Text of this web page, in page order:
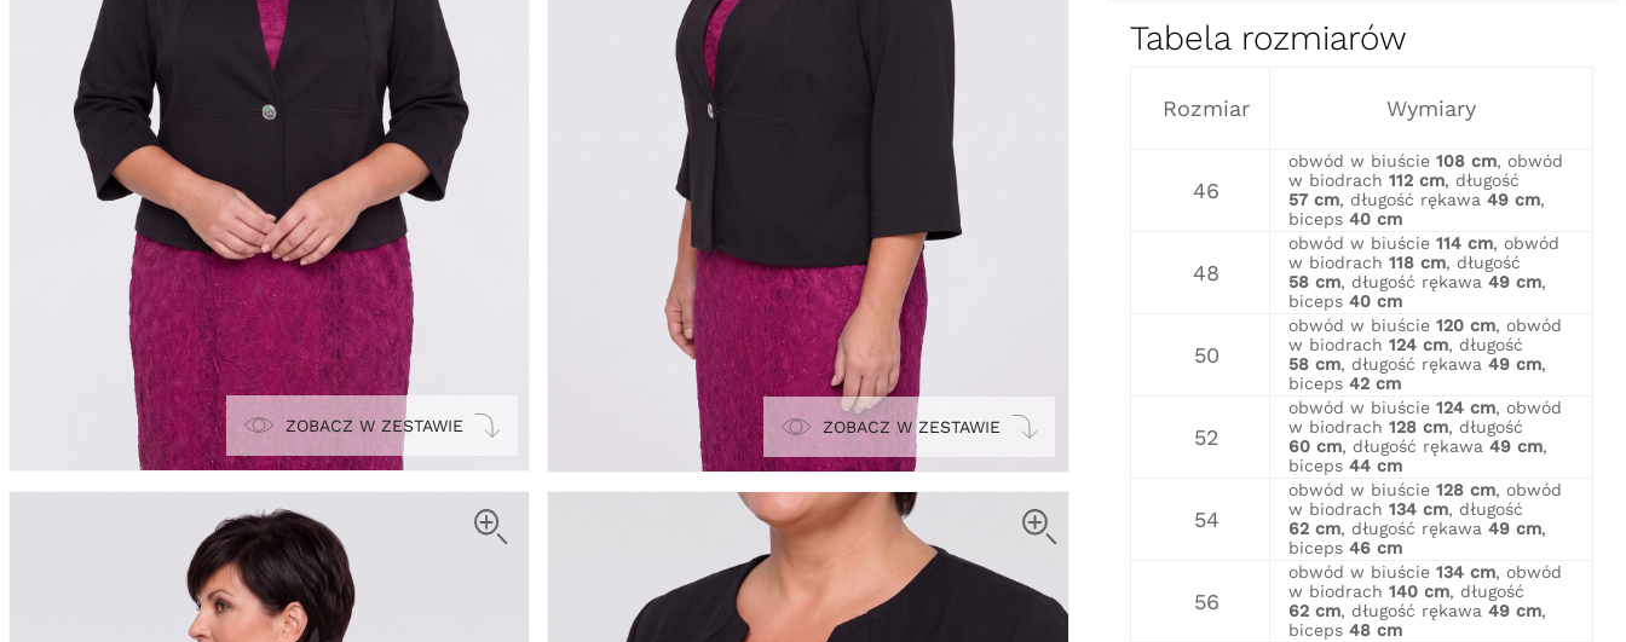
ZOBACZ W ZESTAWIE ZOBACZ W ZESTAWIE
Tabela rozmiarów
Rozmiar Wymiary
46
obwód w biuście 108 cm, obwód
w biodrach 112 cm, długość
57 cm, długość rękawa 49 cm,
biceps 40 cm
48
obwód w biuście 114 cm, obwód
w biodrach 118 cm, długość
58 cm, długość rękawa 49 cm,
biceps 40 cm
50
obwód w biuście 120 cm, obwód
w biodrach 124 cm, długość
58 cm, długość rękawa 49 cm,
biceps 42 cm
52
obwód w biuście 124 cm, obwód
w biodrach 128 cm, długość
60 cm, długość rękawa 49 cm,
biceps 44 cm
54
obwód w biuście 128 cm, obwód
w biodrach 134 cm, długość
62 cm, długość rękawa 49 cm,
biceps 46 cm
56
obwód w biuście 134 cm, obwód
w biodrach 140 cm, długość
62 cm, długość rękawa 49 cm,
biceps 48 cm